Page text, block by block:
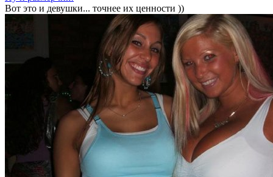
Вот это и девушки... точнее их ценности ))